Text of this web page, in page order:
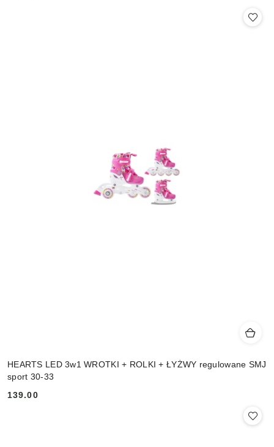
Cena:
HEARTS LED 3w1 WROTKI + ROLKI + ŁYŻWY regulowane SMJ
sport 30-33
Cena:
139.00